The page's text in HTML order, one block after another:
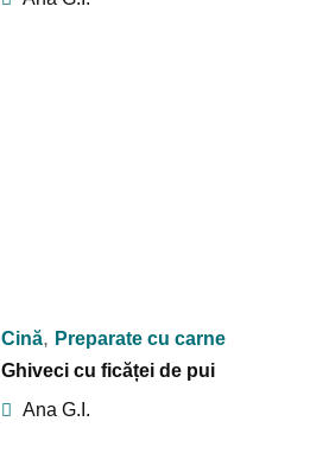
Cină, Preparate cu carne
Ghiveci cu ficăței de pui
Ana G.I.